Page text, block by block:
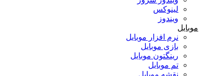
لینوکس
ویندوز
موبایل
نرم افزار موبایل
بازی موبایل
رینگتون موبایل
تم موبایل
نقشه موبایل